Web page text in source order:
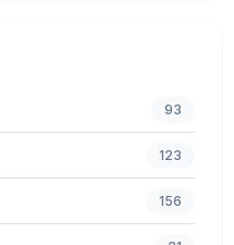
93
123
156